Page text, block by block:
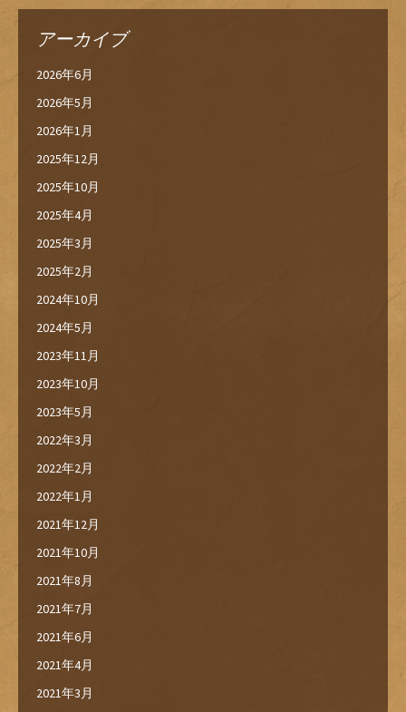
アーカイブ
2026年6月
2026年5月
2026年1月
2025年12月
2025年10月
2025年4月
2025年3月
2025年2月
2024年10月
2024年5月
2023年11月
2023年10月
2023年5月
2022年3月
2022年2月
2022年1月
2021年12月
2021年10月
2021年8月
2021年7月
2021年6月
2021年4月
2021年3月